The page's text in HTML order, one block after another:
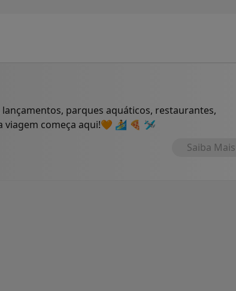
parques aquáticos, restaurantes,
viagem começa aqui!🧡 🏄 🍕 🛩
Saiba Mais